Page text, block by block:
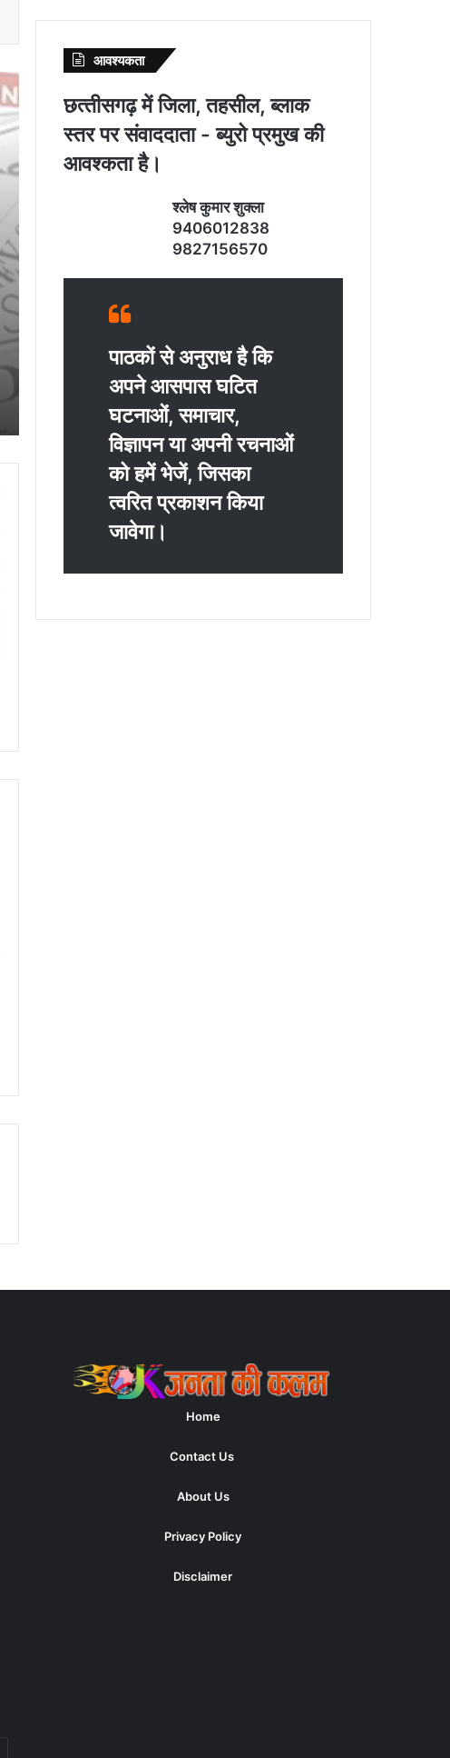
आवश्‍यकता
छत्‍तीसगढ़ में जिला, तहसील, ब्‍लाक
स्‍तर पर संवाददाता - ब्‍युरो प्रमुख की
आवश्‍कता है।
श्‍लेष कुमार शुक्‍ला
9406012838
9827156570
पाठकों से अनुराध है कि
अपने आसपास घटित
घटनाओं, समाचार,
विज्ञापन या अपनी रचनाओं
को हमें भेजें, जिसका
त्‍वरित प्रकाशन किया
जावेगा।
Home
Contact Us
About Us
Privacy Policy
Disclaimer